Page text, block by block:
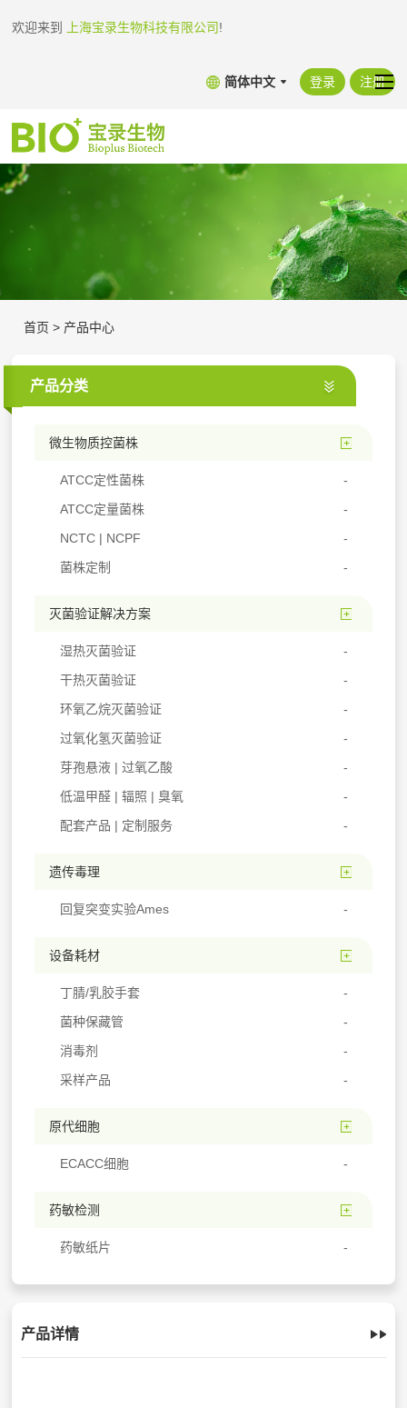
欢迎来到 上海宝录生物科技有限公司!
简体中文 登录 注册
首页 > 产品中心
产品分类
微生物质控菌株
ATCC定性菌株
ATCC定量菌株
NCTC | NCPF
菌株定制
灭菌验证解决方案
湿热灭菌验证
干热灭菌验证
环氧乙烷灭菌验证
过氧化氢灭菌验证
芽孢悬液 | 过氧乙酸
低温甲醛 | 辐照 | 臭氧
配套产品 | 定制服务
遗传毒理
回复突变实验Ames
设备耗材
丁腈/乳胶手套
菌种保藏管
消毒剂
采样产品
原代细胞
ECACC细胞
药敏检测
药敏纸片
产品详情